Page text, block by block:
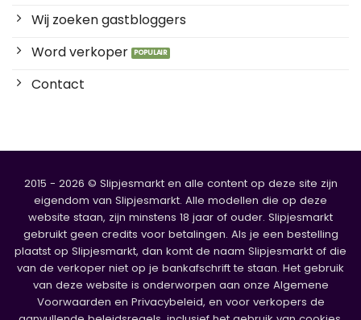
Wij zoeken gastbloggers
Word verkoper
Contact
2015 - 2026 © Slipjesmarkt en alle content op deze site zijn
eigendom van Slipjesmarkt. Alle modellen die op deze
website staan, zijn minstens 18 jaar of ouder. Slipjesmarkt
gebruikt geen credits voor betalingen. Als je een bestelling
plaatst op Slipjesmarkt, dan komt de naam Slipjesmarkt of die
van de verkoper niet op je bankafschrift te staan. Het gebruik
van deze website is onderworpen aan onze Algemene
Voorwaarden en Privacybeleid, en voor verkopers de